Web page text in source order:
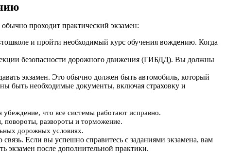
проходит практический экзамен:
и пройти необходимый курс обучения вождению. Когда
безопасности дорожного движения (ГИБДД). Вы должны
экзамен. Это обычно должен быть автомобиль, который
быть необходимые документы, включая страховку и
убеждение, что все системы работают исправно.
повороты, развороты и торможение.
дорожных условиях.
Если вы успешно справитесь с заданиями экзамена, вам
экзамен после дополнительной практики.